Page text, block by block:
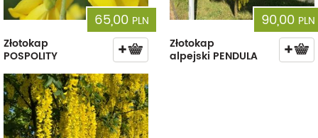
65,00 PLN
Złotokap
POSPOLITY
90,00 PLN
Złotokap
alpejski PENDULA